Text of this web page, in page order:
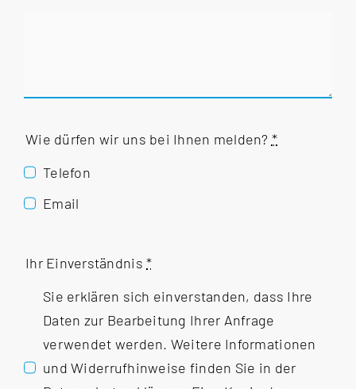
Wie dürfen wir uns bei Ihnen melden? *
Telefon
Email
Ihr Einverständnis*
Sie erklären sich einverstanden, dass Ihre
Daten zur Bearbeitung Ihrer Anfrage
verwendet werden. Weitere Informationen
und Widerrufhinweise finden Sie in der